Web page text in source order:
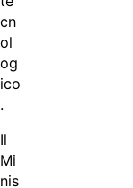
cn
ol
og
ico
.
Il
Mi
nis